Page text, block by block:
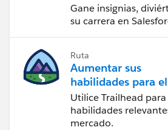
Gane insignias,
su carrera en
Ruta
Aumentar sus
habilidades para el
futuro con
Utilice Trailhead
habilidades
mercado.